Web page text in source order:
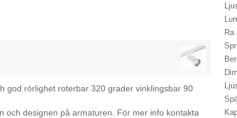
god rörlighet roterbar 320 grader vinklingsbar 90
och designen på armaturen. För mer info kontakta
Ra